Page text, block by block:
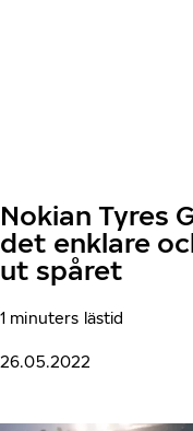
Nokian Tyres
det enklare
ut spåret
1 minuters lästid
26.05.2022